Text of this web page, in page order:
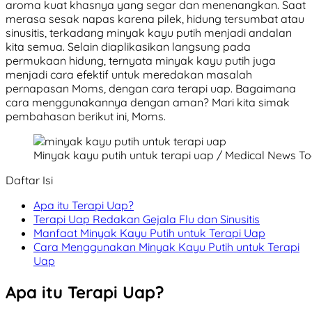
aroma kuat khasnya yang segar dan menenangkan. Saat
merasa sesak napas karena pilek, hidung tersumbat atau
sinusitis, terkadang minyak kayu putih menjadi andalan
kita semua. Selain diaplikasikan langsung pada
permukaan hidung, ternyata minyak kayu putih juga
menjadi cara efektif untuk meredakan masalah
pernapasan Moms, dengan cara terapi uap. Bagaimana
cara menggunakannya dengan aman? Mari kita simak
pembahasan berikut ini, Moms.
Minyak kayu putih untuk terapi uap / Medical News
Daftar Isi
Apa itu Terapi Uap?
Terapi Uap Redakan Gejala Flu dan Sinusitis
Manfaat Minyak Kayu Putih untuk Terapi Uap
Cara Menggunakan Minyak Kayu Putih untuk Terapi
Uap
Apa itu Terapi Uap?